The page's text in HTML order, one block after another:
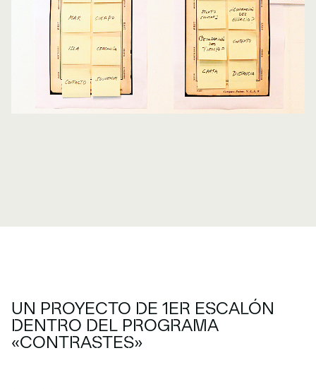
UN PROYECTO DE 1ER ESCALÓN
DENTRO DEL PROGRAMA
«CONTRASTES»